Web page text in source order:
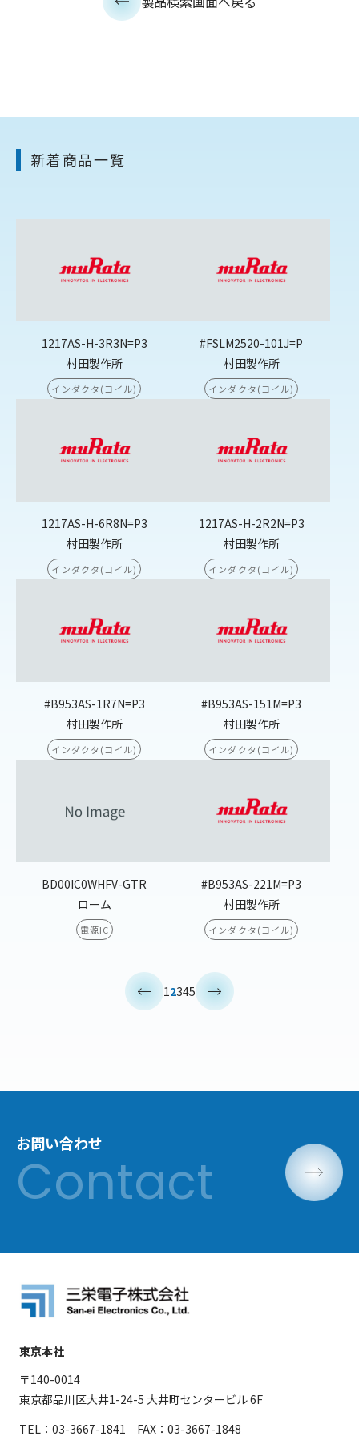
新着商品一覧
1217AS-H-3R3N=P3
村田製作所
インダクタ(コイル)
#FSLM2520-101J=P
村田製作所
インダクタ(コイル)
1217AS-H-6R8N=P3
村田製作所
インダクタ(コイル)
1217AS-H-2R2N=P3
村田製作所
インダクタ(コイル)
#B953AS-1R7N=P3
村田製作所
インダクタ(コイル)
#B953AS-151M=P3
村田製作所
インダクタ(コイル)
BD00IC0WHFV-GTR
ローム
電源IC
#B953AS-221M=P3
村田製作所
インダクタ(コイル)
12345
お問い合わせ
東京本社
〒140-0014
東京都品川区大井1-24-5 大井町センタービル 6F
TEL：03-3667-1841 FAX：03-3667-1848